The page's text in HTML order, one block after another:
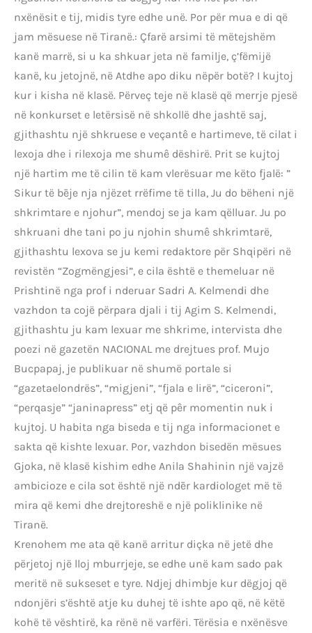
nxënësit e tij, midis tyre edhe unë. Por për mua e di që
jam mësuese në Tiranë.: Çfarë arsimi të mëtejshëm
kanë marrë, si u ka shkuar jeta në familje, ç’fëmijë
kanë, ku jetojnë, në Atdhe apo diku nëpër botë? I kujtoj
kur i kisha në klasë. Përveç teje në klasë që merrje pjesë
në konkurset e letërsisë në shkollë dhe jashtë saj,
gjithashtu një shkruese e veçantê e hartimeve, të cilat i
lexoja dhe i rilexoja me shumê dëshirë. Prit se kujtoj
një hartim me të cilin të kam vlerësuar me këto fjalë: ”
Sikur të bēje nja njëzet rrëfime të tilla, Ju do bëheni një
shkrimtare e njohur”, mendoj se ja kam qëlluar. Ju po
shkruani dhe tani po ju njohin shumê shkrimtarë,
gjithashtu lexova se ju kemi redaktore për Shqipëri në
revistën “Zogmëngjesi”, e cila është e themeluar në
Prishtinë nga prof i nderuar Sadri A. Kelmendi dhe
vazhdon ta cojë përpara djali i tij Agim S. Kelmendi,
gjithashtu ju kam lexuar me shkrime, intervista dhe
poezi në gazetën NACIONAL me drejtues prof. Mujo
Bucpapaj, je publikuar në shumë portale si
“gazetaelondrës”, “migjeni”, “fjala e lirë”, “ciceroni”,
“perqasje” “janinapress” etj që pêr momentin nuk i
kujtoj. U habita nga biseda e tij nga informacionet e
sakta që kishte lexuar. Por, vazhdon bisedën mësues
Gjoka, në klasë kishim edhe Anila Shahinin një vajzë
ambicioze e cila sot është një ndēr kardiologet më të
mira që kemi dhe drejtoreshë e një poliklinike në
Tiranë.
Krenohem me ata që kanë arritur diçka në jetë dhe
përjetoj një lloj mburrjeje, se edhe unë kam sado pak
meritë në sukseset e tyre. Ndjej dhimbje kur dëgjoj që
ndonjëri s’është atje ku duhej të ishte apo që, në këtë
kohë të vështirë, ka rënë në varfëri. Tërësia e nxënësve